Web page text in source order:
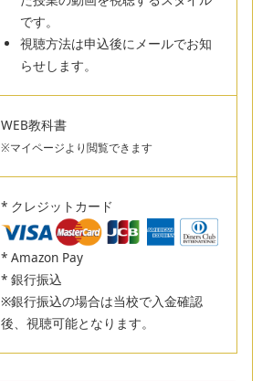
です。
視聴方法は申込後にメールでお知
らせします。
WEB教科書
※マイページより閲覧できます
* クレジットカード
* Amazon Pay
* 銀行振込
※銀行振込の場合は当校で入金確認
後、視聴可能となります。